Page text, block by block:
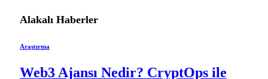
Alakalı Haberler
Araştırma
Web3 Ajansı Nedir? CryptOps ile